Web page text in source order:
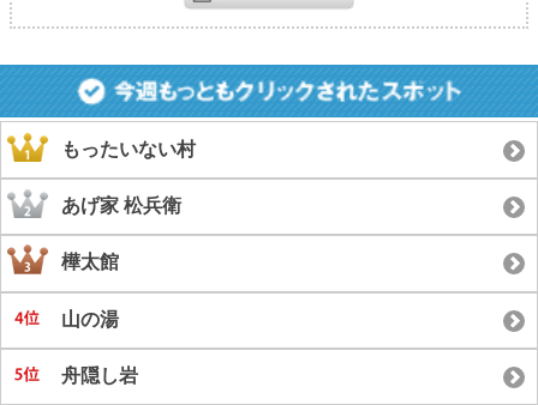
もったいない村
あげ家 松兵衛
樺太館
山の湯
舟隠し岩